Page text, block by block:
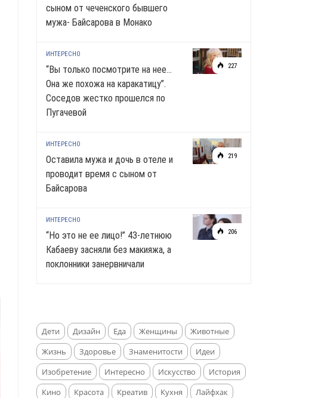
сыном от чеченского бывшего
мужа- Байсарова в Монако
227
ИНТЕРЕСНО
“Вы только посмотрите на нее…
Она же похожа на каракатицу”.
Соседов жестко прошелся по
Пугачевой
219
ИНТЕРЕСНО
Оставила мужа и дочь в отеле и
проводит время с сыном от
Байсарова
206
ИНТЕРЕСНО
“Но это не ее лицо!” 43-летнюю
Кабаеву засняли без макияжа, а
поклонники занервничали
Дети Дизайн Еда Женщины
Животные
Жизнь
Здоровье Знаменитости
Идеи
Изобретение
Интересно Искусство
История
Кино
Красота Креатив Кухня
Лайфхак